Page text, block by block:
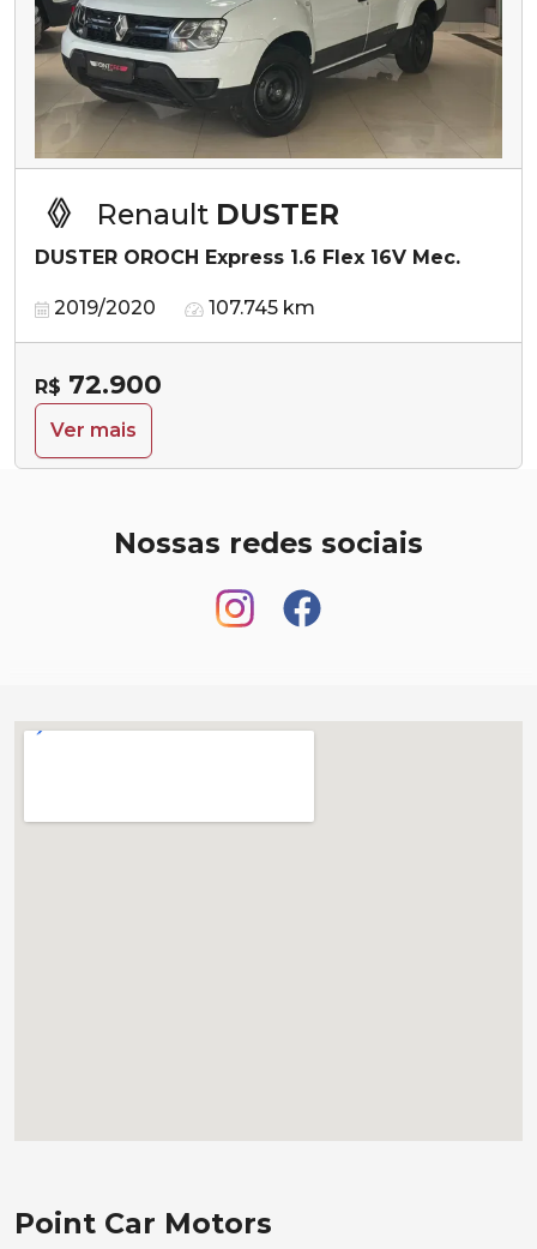
Renault DUSTER
DUSTER OROCH Express 1.6 Flex 16V Mec.
2019/2020 107.745 km
R$ 72.900
Ver mais
Nossas redes sociais
Point Car Motors